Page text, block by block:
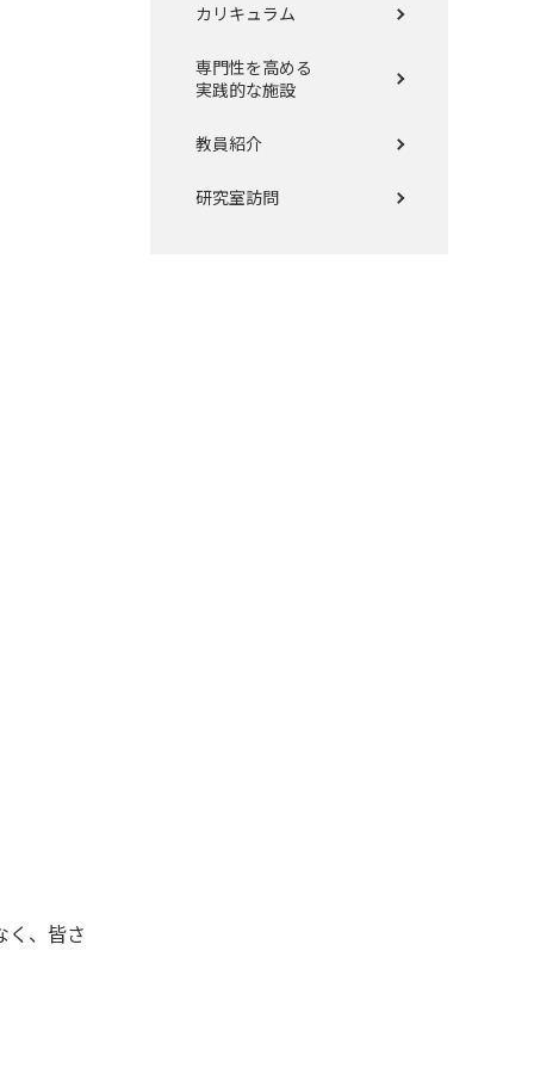
く、皆さ
カリキュラム
専門性を高める
実践的な施設
教員紹介
研究室訪問